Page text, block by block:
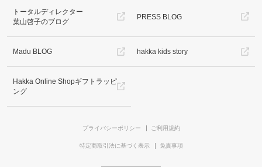
トータルディレクター
葉山啓子のブログ
PRESS BLOG
Madu BLOG hakka kids story
Hakka Online Shopギフトラッピ
ング
プライバシーポリシー ご利用規約
特定商取引法に基づく表示 免責事項